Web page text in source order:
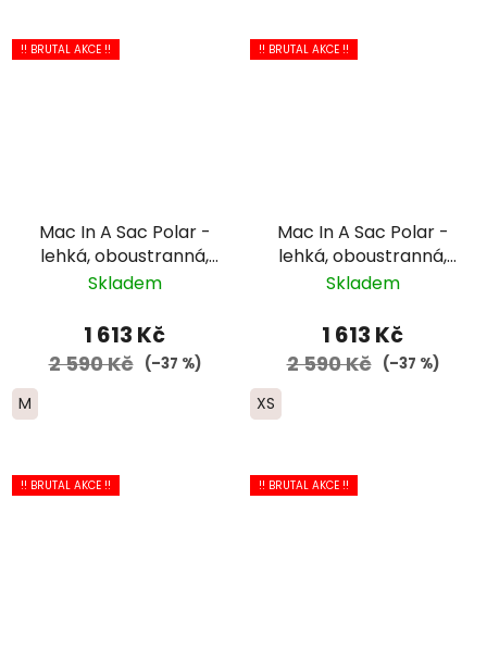
!! BRUTAL AKCE !!
Mac In A Sac Polar -
lehká, oboustranná,
sbalitelná peřovka do
Skladem
1 613 Kč
2 590 Kč (–37 %)
M
!! BRUTAL AKCE !!
Mac In A Sac Polar -
lehká, oboustranná,
sbalitelná peřovka do
Skladem
1 613 Kč
2 590 Kč (–37 %)
XS
!! BRUTAL AKCE !! !! BRUTAL AKCE !!